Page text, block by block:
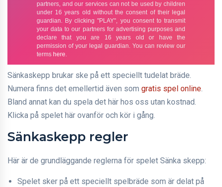
Sänkaskepp brukar ske på ett speciellt tudelat bräde.
Numera finns det emellertid även som gratis spel online.
Bland annat kan du spela det här hos oss utan kostnad.
Klicka på spelet här ovanför och kör i gång.
Sänkaskepp regler
Här är de grundläggande reglerna för spelet Sänka skepp:
Spelet sker på ett speciellt spelbräde som är delat på